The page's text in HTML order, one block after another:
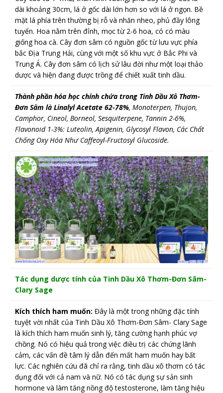
dài khoảng 30cm, lá ở gốc dài lớn hơn so với lá ở ngọn. Bề
mặt lá phía trên thường bị rỗ và nhăn nheo, phủ đầy lông
tuyến. Hoa nằm trên đỉnh, mọc từ 2-6 hoa, có có màu
giống hoa cà. Cây đơn sâm có nguồn gốc từ lưu vực phía
bắc Địa Trung Hải, cùng với một số khu vực ở Bắc Phi và
Trung Á. Cây đơn sâm có lịch sử lâu đời như một loại thảo
dược và hiện đang được trồng để chiết xuất tinh dầu.
Thành phần hóa học chính chứa trong Tinh Dầu Xô Thơm-
Đơn Sâm là Linalyl Acetate 62-78%, Monoterpen, Thujon,
Camphor, Cineol, Borneol, Sesquiterpene, Tannin 2-6%,
Flavonoid 1-3%: Luteolin, Apigenin, Glycosyl Flavon, Các Chất
Chống Oxy Hóa Như Caffeoyl-Fructosyl Glucoside.
Tác dụng dược tính của Tinh Dầu Xô Thơm-Đơn Sâm-
Clary Sage
Kích thích ham muốn: Đây là một trong những đặc tính
tuyệt vời nhất của Tinh Dầu Xô Thơm-Đơn Sâm- Clary Sage
là kích thích ham muốn sinh lý, tăng cường hạnh phúc vợ
chồng. Nó có hiệu quả trong việc điều trị các chứng lãnh
cảm, các vấn đề tâm lý dẫn đến mất ham muốn hay bất
lực. Các nghiên cứu đã chỉ ra rằng, tinh dầu xô thơm có tác
dụng đối với cả nam và nữ. Nó có tác dụng sự sản sinh
hormone và làm tăng nồng độ testosterone, làm tăng hiệu